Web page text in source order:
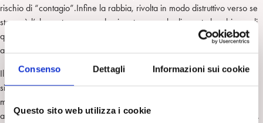
Consenso Dettagli Informazioni sui cookie
Questo sito web utilizza i cookie
rischio di “contagio”.Infine la rabbia, rivolta in modo distruttivo verso se
stesse è l’elemento comune dominante non solo di questa bambina e di
questa adolescente, ma accomuna in genere i pazienti con disturbi
alimentari.
Il rifiuto del cibo,elemento centrale dei casi clinici, è stato letto
simbolicamente come il tentativo onnipotente ed autarchico di fare a
meno di tutto e tutti, richiamando al contempo l’attenzione della madre,
attraverso movimenti alternati di attrazione e rifiuto, ripetuti nel transfert .